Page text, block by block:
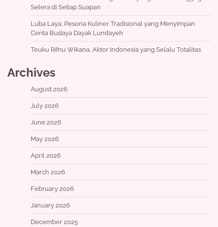
Selera di Setiap Suapan
Luba Laya, Pesona Kuliner Tradisional yang Menyimpan
Cerita Budaya Dayak Lundayeh
Teuku Rifnu Wikana, Aktor Indonesia yang Selalu Totalitas
Archives
August 2026
July 2026
June 2026
May 2026
April 2026
March 2026
February 2026
January 2026
December 2025